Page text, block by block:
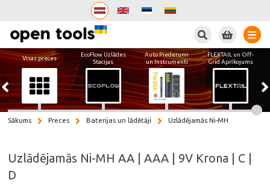
Visas preces
EcoFlow Uzlādes
Stacijas
Auto Piederumi
un Instrumenti
FLEXTAIL un Off-
Grid Aprīkojums
Sākums Preces Baterijas un lādētāji Uzlādējamās Ni-MH
Uzlādējamās Ni-MH AA | AAA | 9V Krona | C |
D